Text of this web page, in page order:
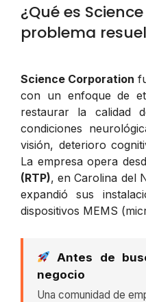
¿Qué es
problema
Science Corporation
con un enfoque de
restaurar la calidad
condiciones
visión, deterioro
La empresa opera
(RTP), en Carolina del
expandió sus
dispositivos MEMS
Antes de
negocio
Una comunidad de